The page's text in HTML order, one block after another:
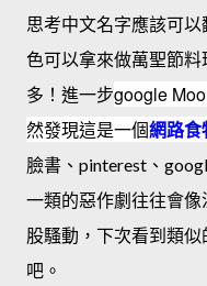
思考中文名字應該可
色可以拿來做萬聖節
多！進一步google
然發現這是一個網路
臉書、pinterest、
一類的惡作劇往往會
股騷動，下次看到類
吧。